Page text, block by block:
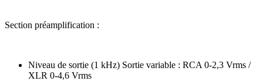
Section préamplification :
Niveau de sortie (1 kHz) Sortie variable : RCA 0-2,3 Vrms /
XLR 0-4,6 Vrms